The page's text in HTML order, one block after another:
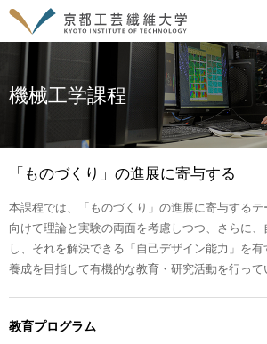
機械工学課程
「ものづくり」の進展に寄与する
本課程では、「ものづくり」の進展に寄与する
向けて理論と実験の両面を考慮しつつ、さらに
し、それを解決できる「自己デザイン能力」を
養成を目指して有機的な教育・研究活動を行って
教育プログラム